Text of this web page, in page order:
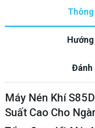
Đánh
Máy Nén Khí
Suất Cao Cho